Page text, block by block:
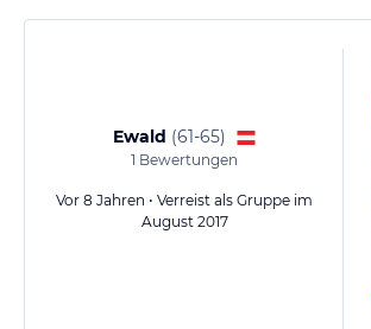
Ewald (61-65)
1 Bewertungen
Vor 8 Jahren • Verreist als Gruppe im
August 2017